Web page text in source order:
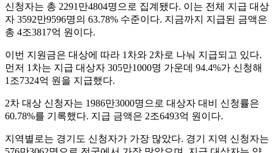
신청자는 총 2291만4804명으로 집계됐다. 이는 전체 지급 대상
자 3592만9596명의 63.78% 수준이다. 지금까지 지급된 금액은
총 4조3817억 원이다.
이번 지원금은 대상에 따라 1차와 2차로 나눠 지급되고 있다.
먼저 1차는 지급 대상자 305만1000명 가운데 94.4%가 신청해
1조7324억 원을 지급했다.
2차 대상 신청자는 1986만3000명으로 대상자 대비 신청률은
60.78%를 기록했다. 지급 금액은 2조6493억 원이다.
지역별로는 경기도 신청자가 가장 많았다. 경기 지역 신청자는